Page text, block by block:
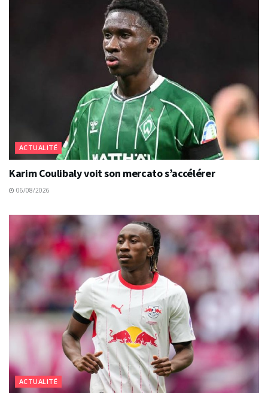
ACTUALITÉ
Karim Coulibaly voit son mercato s’accélérer
06/08/2026
ACTUALITÉ